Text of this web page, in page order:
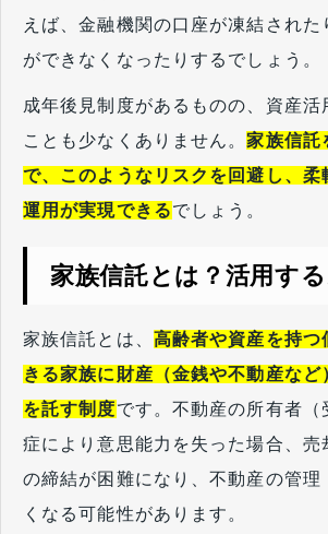
えば、金融機関の口座が凍結された
ができなくなったりするでしょう。
成年後見制度があるものの、資産活
ことも少なくありません。家族信託
で、このようなリスクを回避し、柔
運用が実現できるでしょう。
家族信託とは？活用す
家族信託とは、 高齢者や資産を持つ
きる家族に財産（金銭や不動産など
を託す制度です。不動産の所有者（
症により意思能力を失った場合、売
の締結が困難になり、不動産の管理
くなる可能性があります。